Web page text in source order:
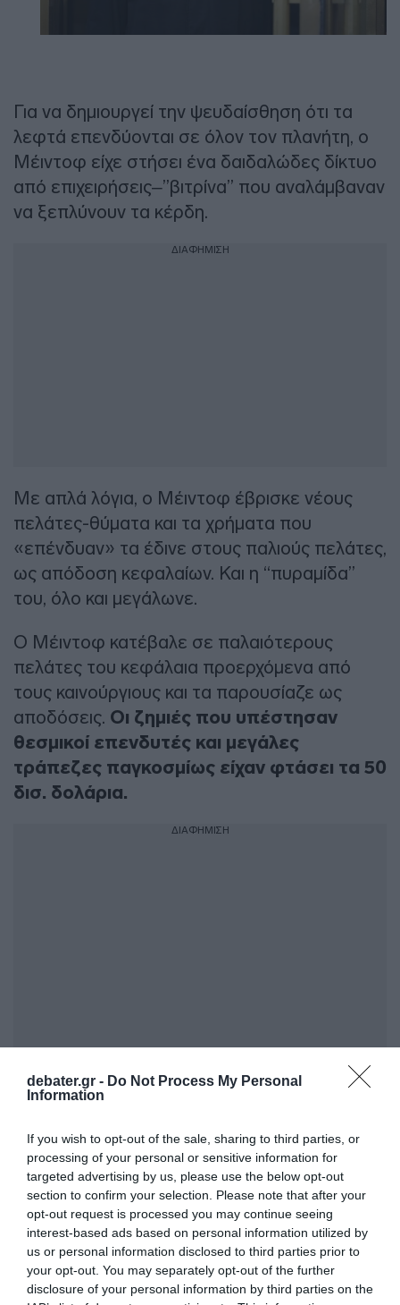
debater.gr - Do Not Process My Personal
Information
If you wish to opt-out of the sale, sharing to third parties, or
processing of your personal or sensitive information for
targeted advertising by us, please use the below opt-out
section to confirm your selection. Please note that after your
opt-out request is processed you may continue seeing
interest-based ads based on personal information utilized by
us or personal information disclosed to third parties prior to
your opt-out. You may separately opt-out of the further
disclosure of your personal information by third parties on the
Για να δημιουργεί την ψευδαίσθηση ότι τα
λεφτά επενδύονται σε όλον τον πλανήτη, ο
Μέιντοφ είχε στήσει ένα δαιδαλώδες δίκτυο
από επιχειρήσεις–”βιτρίνα” που αναλάμβαναν
να ξεπλύνουν τα κέρδη.
ΔΙΑΦΗΜΙΣΗ
Με απλά λόγια, ο Μέιντοφ έβρισκε νέους
πελάτες-θύματα και τα χρήματα που
«επένδυαν» τα έδινε στους παλιούς πελάτες,
ως απόδοση κεφαλαίων. Και η “πυραμίδα”
του, όλο και μεγάλωνε.
Ο Μέιντοφ κατέβαλε σε παλαιότερους
πελάτες του κεφάλαια προερχόμενα από
τους καινούργιους και τα παρουσίαζε ως
αποδόσεις. Οι ζημιές που υπέστησαν
θεσμικοί επενδυτές και μεγάλες
τράπεζες παγκοσμίως είχαν φτάσει τα 50
δισ. δολάρια.
ΔΙΑΦΗΜΙΣΗ
TονΜάρτιο του 2009 είχε δηλώσει
ένοχος, λέγοντας ότι “λυπάται βαθιά και
όππου βρισκόταν σε κατ ‘οίκον περιορισμό,
οδηγήθηκε στη φυλακή με χειροπέδες και
χειροκροτήματα από εξαγριωμένους
επενδυτές στην αίθουσα του δικαστηρίου.
Την περασμένη χρονιά, οι δικηγόροι του
Μέιντοφ κατέθεσαν αίτημα για αποφυλάκιση